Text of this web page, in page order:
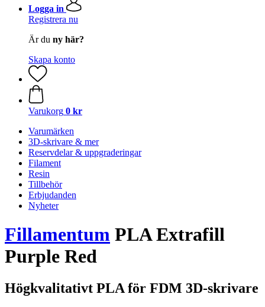
Logga in
Registrera nu
Är du ny här?
Skapa konto
Varukorg 0 kr
Varumärken
3D-skrivare & mer
Reservdelar & uppgraderingar
Filament
Resin
Tillbehör
Erbjudanden
Nyheter
Fillamentum PLA Extrafill
Purple Red
Högkvalitativt PLA för FDM 3D-skrivare